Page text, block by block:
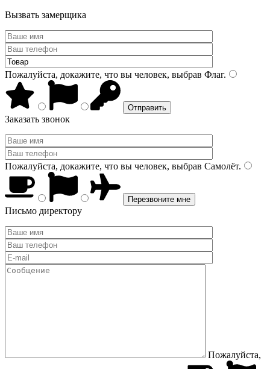
Вызвать замерщика
Пожалуйста, докажите, что вы человек, выбрав Флаг.
Заказать звонок
Пожалуйста, докажите, что вы человек, выбрав Самолёт.
Письмо директору
Пожалуйста,